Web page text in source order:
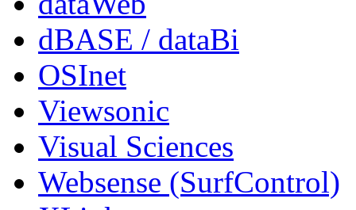
dBASE / dataBi
OSInet
Viewsonic
Visual Sciences
Websense (SurfControl)